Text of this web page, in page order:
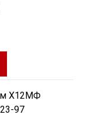
Х12МФ
97